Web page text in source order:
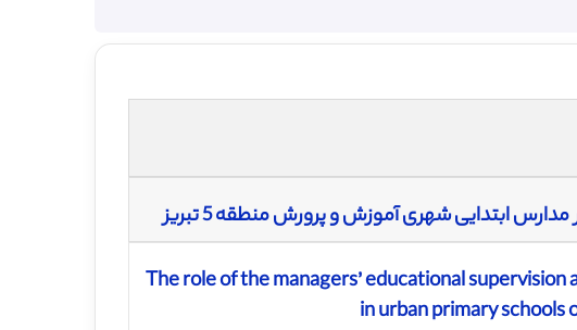
ابتدایی شهری آموزش و پرورش منطقه 5 تبریز
The role of the managers’ educational
in urban primary schools